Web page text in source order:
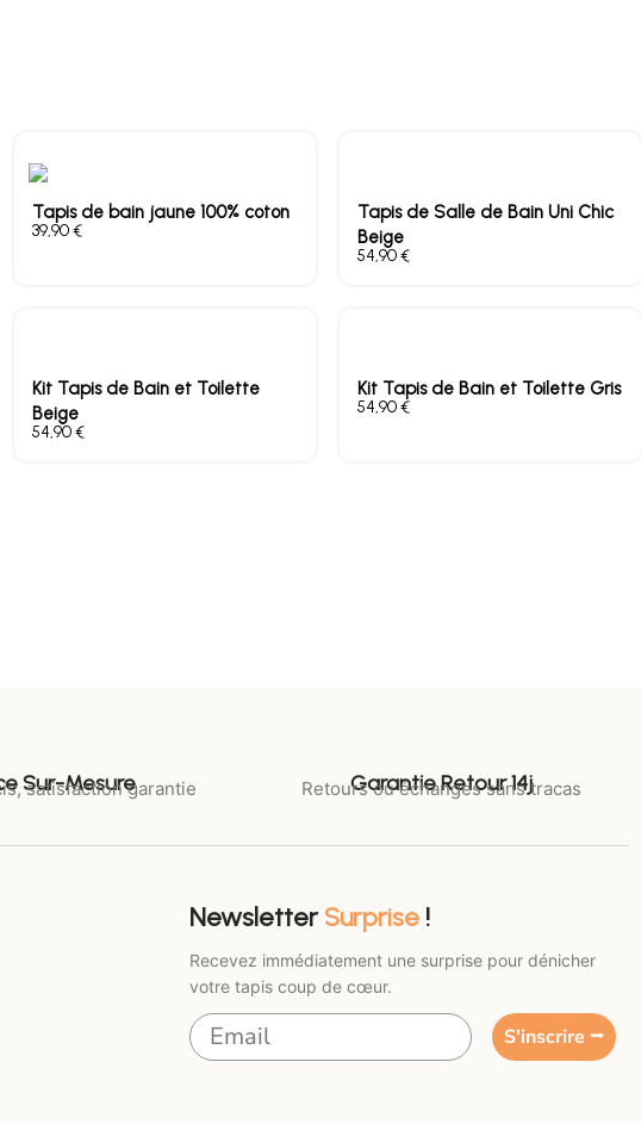
Tapis de bain jaune 100% coton
€
Tapis de Salle de Bain Uni Chic
Beige
€
Kit Tapis de Bain et Toilette
Beige
€
Kit Tapis de Bain et Toilette Gris
€
Sur-Mesure
satisfaction garantie Garantie Retour 14j
Retours ou échanges sans tracas
NewsletterSurprise !
Recevez immédiatement une surprise pour dénicher
votre tapis coup de cœur.
S'inscrire ⭢